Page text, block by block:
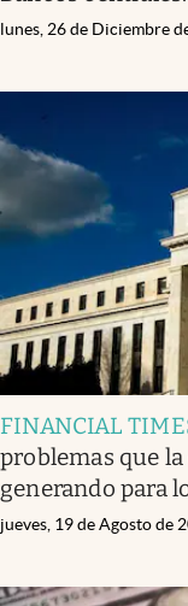
lunes, 26 de Diciembre
FINANCIAL
problemas que
generando para
jueves, 19 de Agosto de